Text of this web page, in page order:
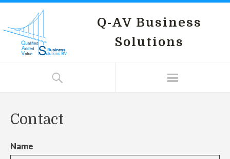
Q-AV Business
Solutions
Contact
Name